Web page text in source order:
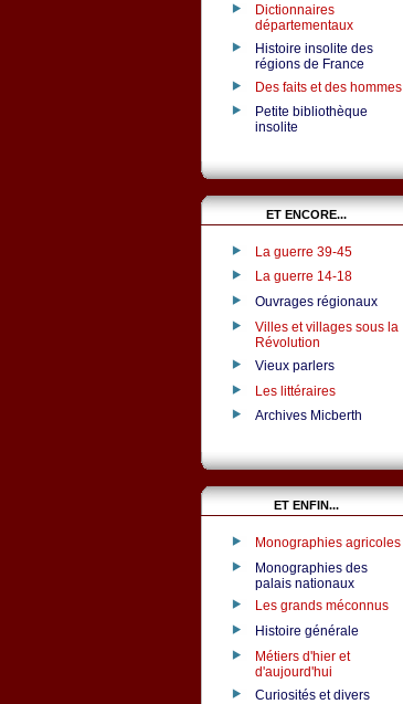
Dictionnaires
départementaux
Histoire insolite des
régions de France
Des faits et des hommes
Petite bibliothèque
insolite
ET ENCORE...
La guerre 39-45
La guerre 14-18
Ouvrages régionaux
Villes et villages sous la
Révolution
Vieux parlers
Les littéraires
Archives Micberth
ET ENFIN...
Monographies agricoles
Monographies des
palais nationaux
Les grands méconnus
Histoire générale
Métiers d'hier et
d'aujourd'hui
Curiosités et divers